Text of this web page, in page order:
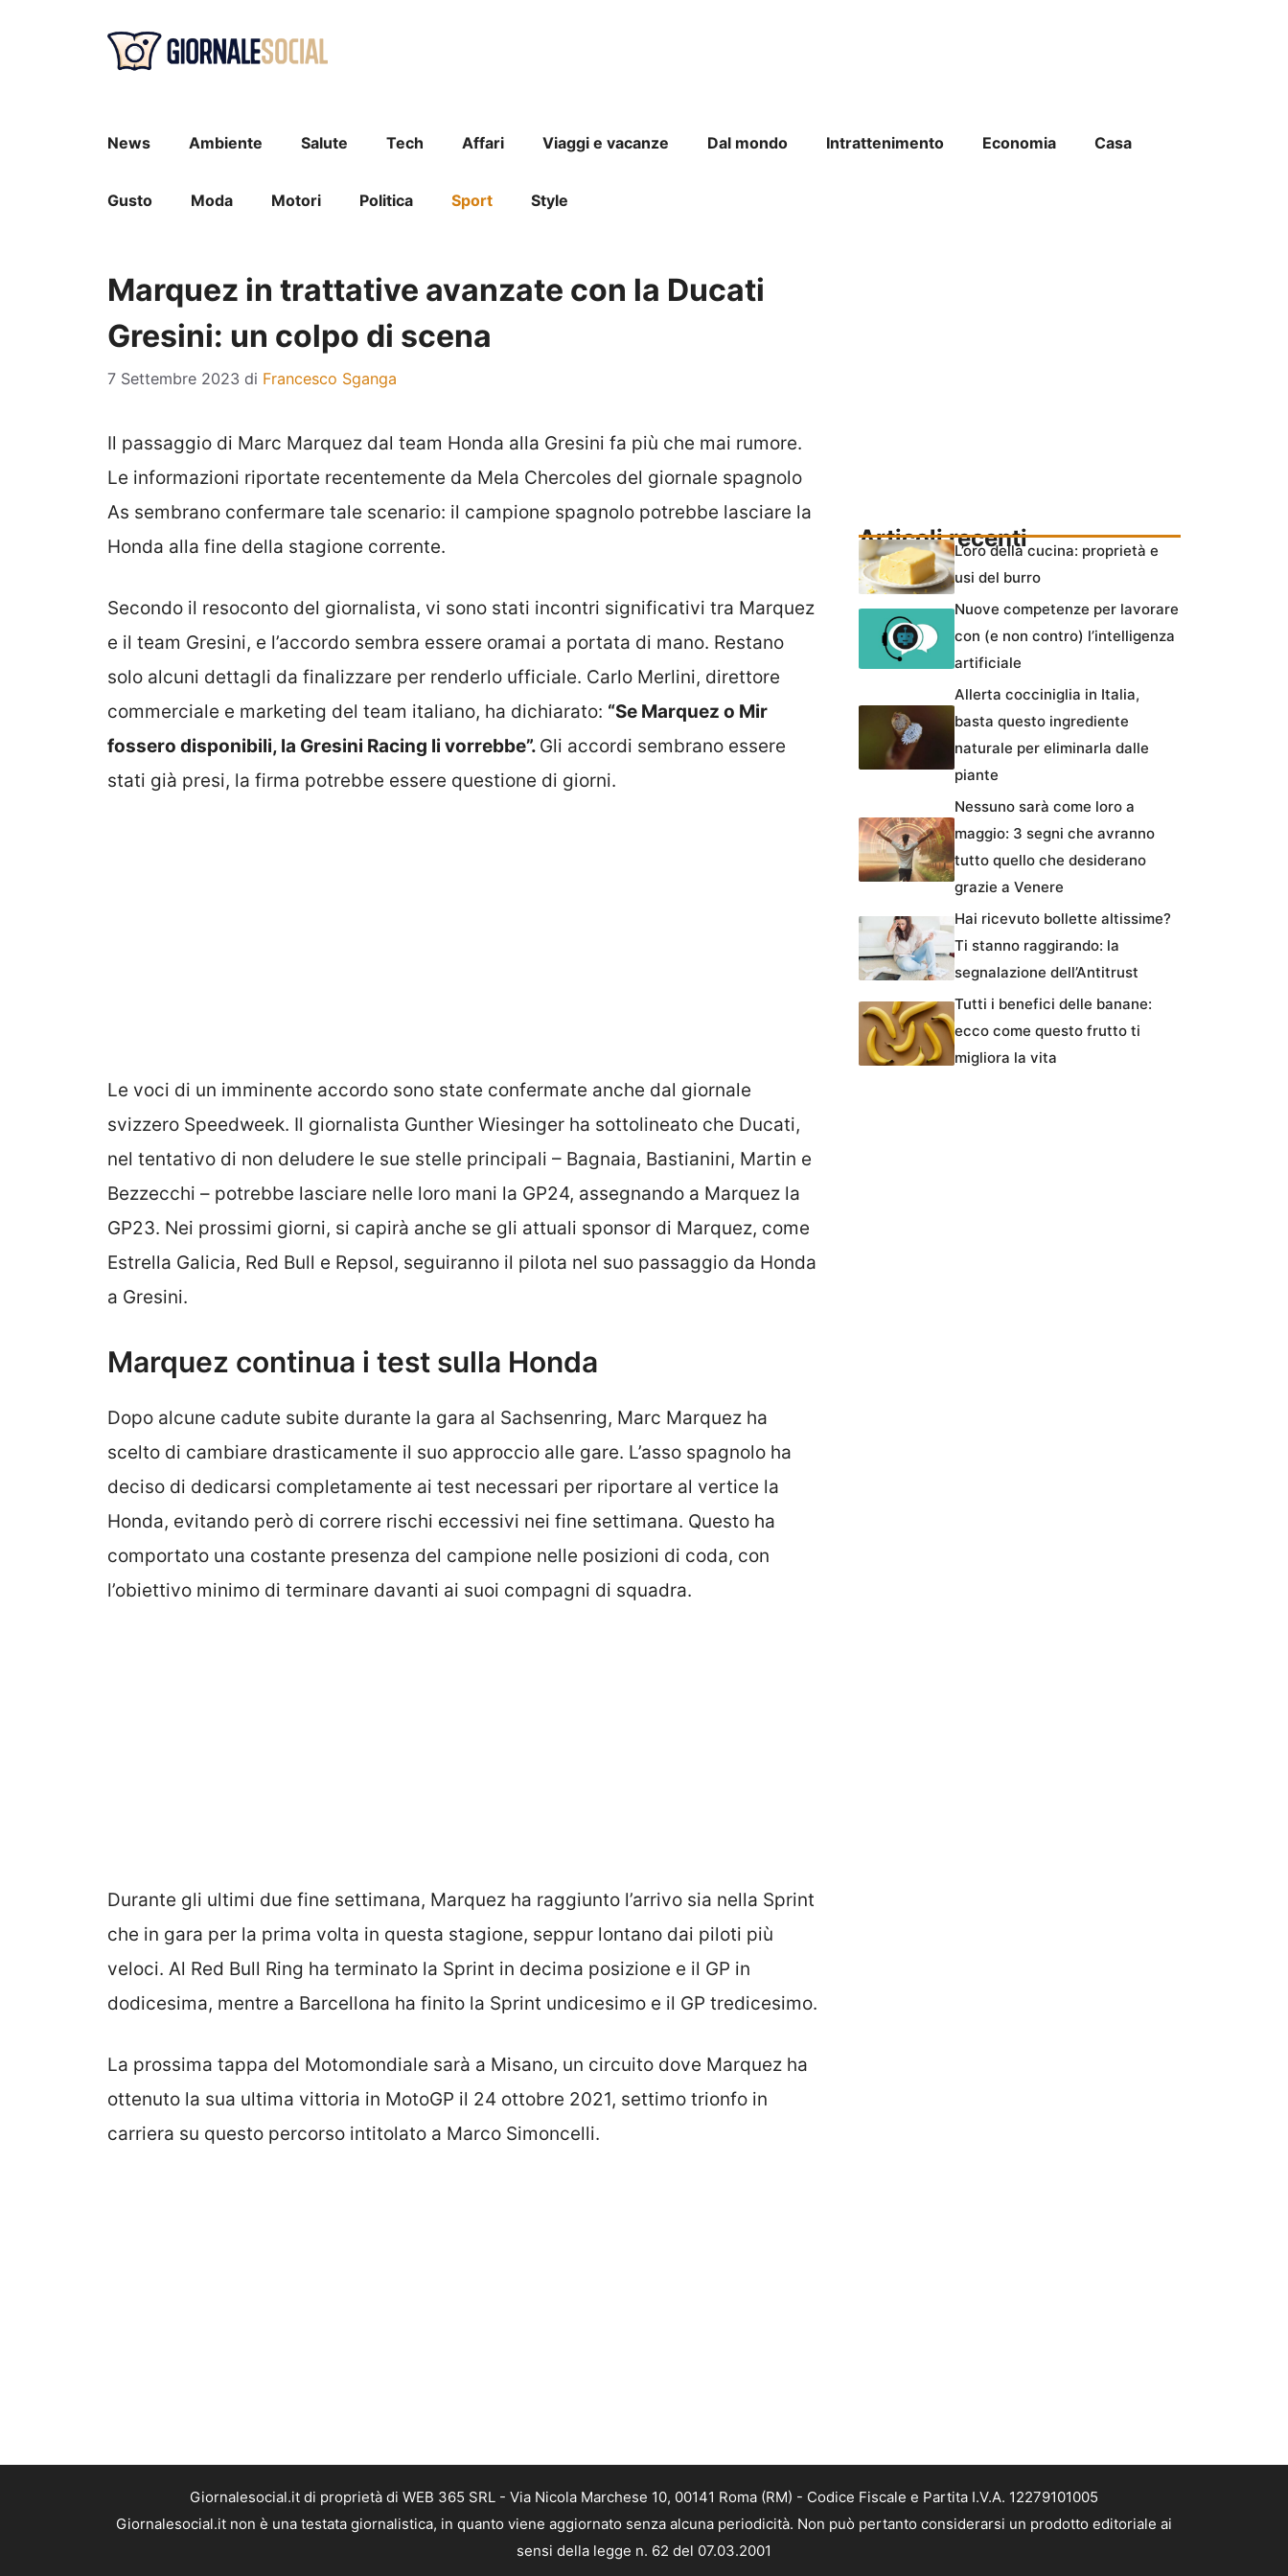
News Ambiente Salute Tech Affari Viaggi e vacanze Dal mondo Intrattenimento Economia Casa
Gusto Moda Motori Politica Sport Style
Marquez in trattative avanzate con la Ducati
Gresini: un colpo di scena
7 Settembre 2023 di Francesco Sganga
Il passaggio di Marc Marquez dal team Honda alla Gresini fa più che mai rumore.
Le informazioni riportate recentemente da Mela Chercoles del giornale spagnolo
As sembrano confermare tale scenario: il campione spagnolo potrebbe lasciare la
Honda alla fine della stagione corrente.
Secondo il resoconto del giornalista, vi sono stati incontri significativi tra Marquez
e il team Gresini, e l’accordo sembra essere oramai a portata di mano. Restano
solo alcuni dettagli da finalizzare per renderlo ufficiale. Carlo Merlini, direttore
commerciale e marketing del team italiano, ha dichiarato: “Se Marquez o Mir
fossero disponibili, la Gresini Racing li vorrebbe”. Gli accordi sembrano essere
stati già presi, la firma potrebbe essere questione di giorni.
Le voci di un imminente accordo sono state confermate anche dal giornale
svizzero Speedweek. Il giornalista Gunther Wiesinger ha sottolineato che Ducati,
nel tentativo di non deludere le sue stelle principali – Bagnaia, Bastianini, Martin e
Bezzecchi – potrebbe lasciare nelle loro mani la GP24, assegnando a Marquez la
GP23. Nei prossimi giorni, si capirà anche se gli attuali sponsor di Marquez, come
Estrella Galicia, Red Bull e Repsol, seguiranno il pilota nel suo passaggio da Honda
a Gresini.
Marquez continua i test sulla Honda
Dopo alcune cadute subite durante la gara al Sachsenring, Marc Marquez ha
scelto di cambiare drasticamente il suo approccio alle gare. L’asso spagnolo ha
deciso di dedicarsi completamente ai test necessari per riportare al vertice la
Honda, evitando però di correre rischi eccessivi nei fine settimana. Questo ha
comportato una costante presenza del campione nelle posizioni di coda, con
l’obiettivo minimo di terminare davanti ai suoi compagni di squadra.
Durante gli ultimi due fine settimana, Marquez ha raggiunto l’arrivo sia nella Sprint
che in gara per la prima volta in questa stagione, seppur lontano dai piloti più
veloci. Al Red Bull Ring ha terminato la Sprint in decima posizione e il GP in
dodicesima, mentre a Barcellona ha finito la Sprint undicesimo e il GP tredicesimo.
La prossima tappa del Motomondiale sarà a Misano, un circuito dove Marquez ha
ottenuto la sua ultima vittoria in MotoGP il 24 ottobre 2021, settimo trionfo in
carriera su questo percorso intitolato a Marco Simoncelli.
Articoli recentiL’oro della cucina: proprietà e
usi del burro
Nuove competenze per lavorare
con (e non contro) l’intelligenza
artificiale
Allerta cocciniglia in Italia,
basta questo ingrediente
naturale per eliminarla dalle
piante
Nessuno sarà come loro a
maggio: 3 segni che avranno
tutto quello che desiderano
grazie a Venere
Hai ricevuto bollette altissime?
Ti stanno raggirando: la
segnalazione dell’Antitrust
Tutti i benefici delle banane:
ecco come questo frutto ti
migliora la vita
Giornalesocial.it di proprietà di WEB 365 SRL - Via Nicola Marchese 10, 00141 Roma (RM) - Codice Fiscale e Partita I.V.A. 12279101005
Giornalesocial.it non è una testata giornalistica, in quanto viene aggiornato senza alcuna periodicità. Non può pertanto considerarsi un prodotto editoriale ai
sensi della legge n. 62 del 07.03.2001